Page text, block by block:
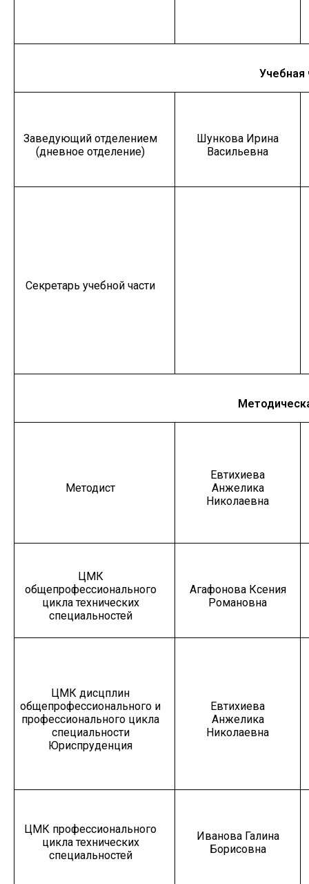
Учебная
Заведующий отделением
(дневное отделение)
Шункова Ирина
Васильевна
Секретарь учебной части
Методист
Евтихиева
Анжелика
Николаевна
ЦМК
общепрофессионального
цикла технических
специальностей
Агафонова Ксения
Романовна
ЦМК дисцплин
общепрофессионального и
профессионального цикла
специальности
Юриспруденция
Евтихиева
Анжелика
Николаевна
ЦМК профессионального
цикла технических
специальностей
Иванова Галина
Борисовна